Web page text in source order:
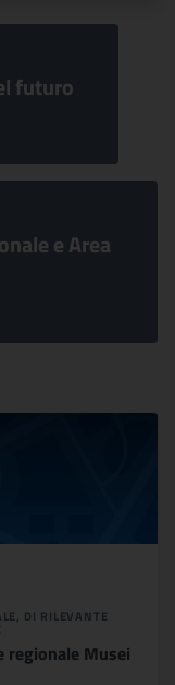
futuro
e Area
DI RILEVANTE
regionale Musei